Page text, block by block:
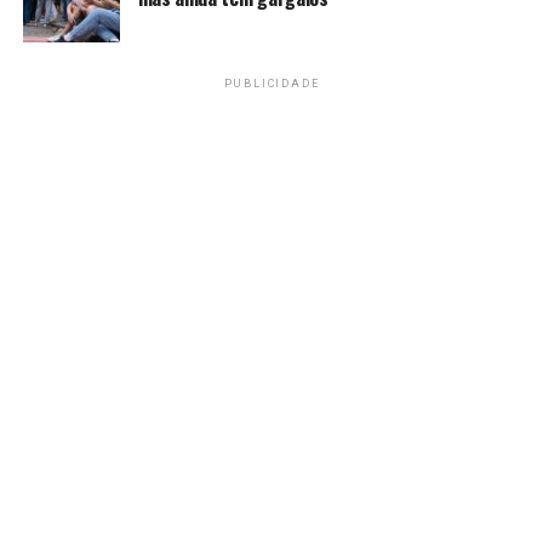
dos Profissionais da Educação (Fundeb), realizada nos
cinco anos anteriores ao ano da atualização. A lei
PUBLICIDADE